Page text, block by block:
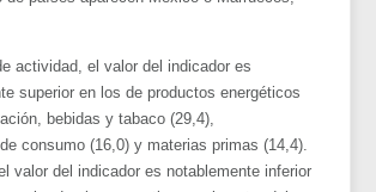
actividad, el valor del indicador es
superior en los de productos energéticos
bebidas y tabaco (29,4),
consumo (16,0) y materias primas (14,4).
valor del indicador es notablemente inferior